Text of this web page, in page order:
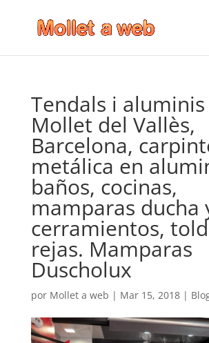
Tendals i
Mollet del Vallès,
Barcelona,
metálica en
baños, cocinas,
mamparas ducha
cerramientos,
rejas. Mamparas
Duscholux
por Mollet a web | Mar 15, 2018|